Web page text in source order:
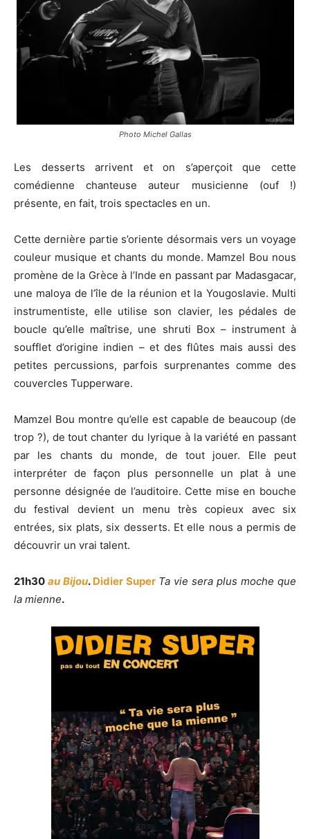
Photo Michel Gallas
Les desserts arrivent et on s’aperçoit que cette
comédienne chanteuse auteur musicienne (ouf !)
présente, en fait, trois spectacles en un.
Cette dernière partie s’oriente désormais vers un voyage
couleur musique et chants du monde. Mamzel Bou nous
promène de la Grèce à l’Inde en passant par Madasgacar,
une maloya de l’île de la réunion et la Yougoslavie. Multi
instrumentiste, elle utilise son clavier, les pédales de
boucle qu’elle maîtrise, une shruti Box – instrument à
soufflet d’origine indien – et des flûtes mais aussi des
petites percussions, parfois surprenantes comme des
couvercles Tupperware.
Mamzel Bou montre qu’elle est capable de beaucoup (de
trop ?), de tout chanter du lyrique à la variété en passant
par les chants du monde, de tout jouer. Elle peut
interpréter de façon plus personnelle un plat à une
personne désignée de l’auditoire. Cette mise en bouche
du festival devient un menu très copieux avec six
entrées, six plats, six desserts. Et elle nous a permis de
découvrir un vrai talent.
21h30 au Bijou. Didier Super Ta vie sera plus moche que
la mienne.